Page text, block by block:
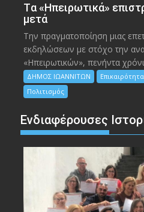
Tα «Ηπειρωτικά»
μετά
Την πραγματοποίηση μιας
εκδηλώσεων με στόχο την
«Ηπειρωτικών», πενήντα
ΔΗΜΟΣ ΙΩΑΝΝΙΤΩΝ Επικαιρότητα
Πολιτισμός
Ενδιαφέρουσες